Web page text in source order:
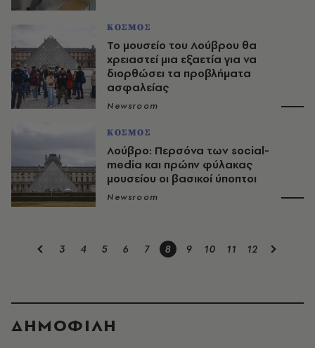
ΚΟΣΜΟΣ
Το μουσείο του Λούβρου θα
χρειαστεί μια εξαετία για να
διορθώσει τα προβλήματα
ασφαλείας
Newsroom
ΚΟΣΜΟΣ
Λούβρο: Περσόνα των social-
media και πρώην φύλακας
μουσείου οι βασικοί ύποπτοι
Newsroom
3 4 5 6 7 8 9 10 11 12
ΔΗΜΟΦΙΛΗ